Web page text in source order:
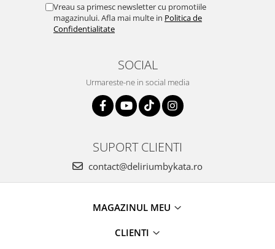
Vreau sa primesc newsletter cu promotiile
magazinului. Afla mai multe in Politica de
Confidentialitate
SOCIAL
Urmareste-ne in social media
SUPORT CLIENTI
contact@deliriumbykata.ro
MAGAZINUL MEU
CLIENTI